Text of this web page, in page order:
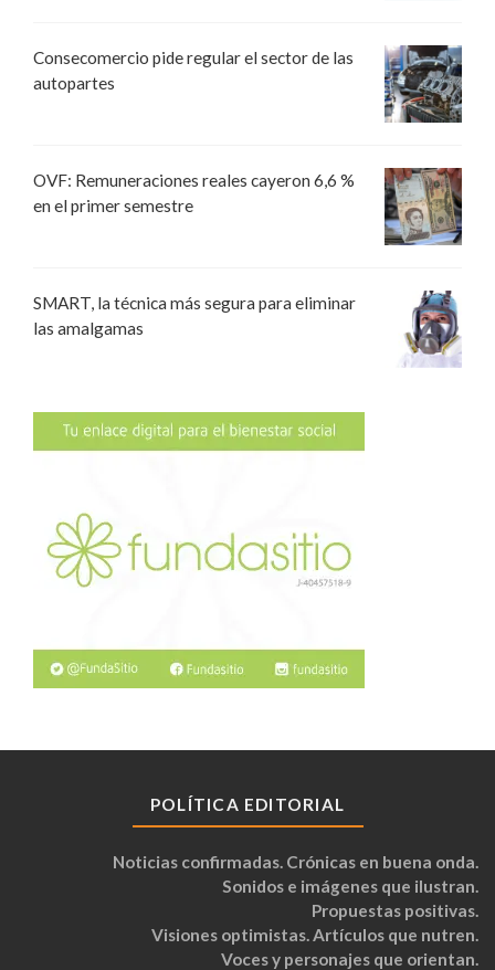
Consecomercio pide regular el sector de las
autopartes
OVF: Remuneraciones reales cayeron 6,6 %
en el primer semestre
SMART, la técnica más segura para eliminar
las amalgamas
POLÍTICA EDITORIAL
Noticias confirmadas. Crónicas en buena onda.
Sonidos e imágenes que ilustran.
Propuestas positivas.
Visiones optimistas. Artículos que nutren.
Voces y personajes que orientan.